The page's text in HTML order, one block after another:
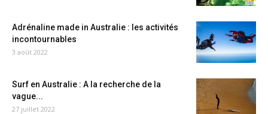
Adrénaline made in Australie : les activités
incontournables
3 août 2022
Surf en Australie : A la recherche de la
vague...
27 juillet 2022